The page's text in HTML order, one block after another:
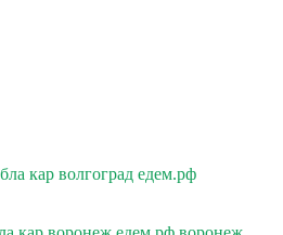
кар волгоград едем.рф